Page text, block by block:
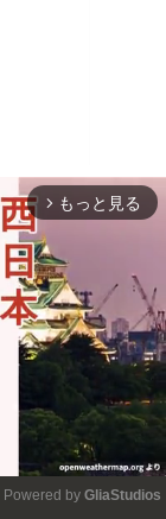
arrow_forward_ios もっと見る
Powered by GliaStudios